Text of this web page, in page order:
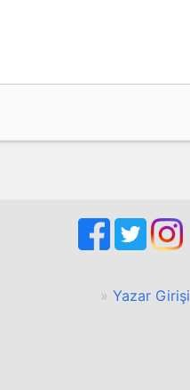
Yazar Girişi